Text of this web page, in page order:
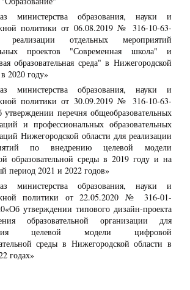
министерства образования, науки и
политики от 06.08.2019 № 316-10-63-
реализации отдельных мероприятий
проектов "Современная школа" и
образовательная среда" в Нижегородской
2020 году»
министерства образования, науки и
политики от 30.09.2019 № 316-10-63-
утверждении перечня общеобразовательных
и профессиональных образовательных
Нижегородской области для реализации
по внедрению целевой модели
образовательной среды в 2019 году и на
период 2021 и 2022 годов»
министерства образования, науки и
политики от 22.05.2020 № 316-01-
утверждении типового дизайн-проекта
образовательной организации для
целевой модели цифровой
среды в Нижегородской области в
годах»